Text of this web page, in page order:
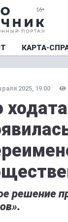
КАРТА-
2025, 19:00
решение